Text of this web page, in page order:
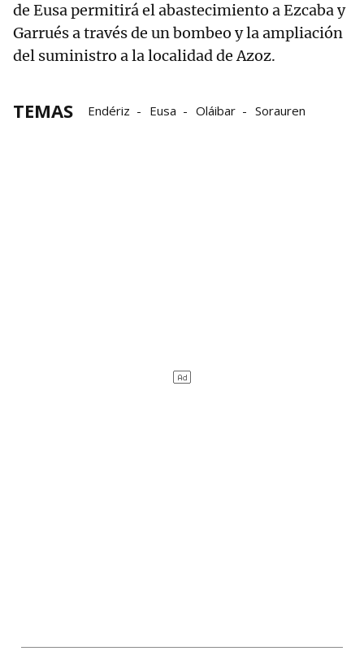
de Eusa permitirá el abastecimiento a Ezcaba y
Garrués a través de un bombeo y la ampliación
del suministro a la localidad de Azoz.
TEMAS Endériz Eusa Oláibar Sorauren